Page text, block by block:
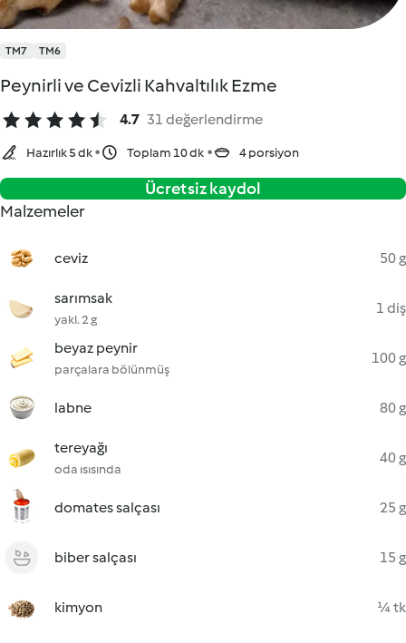
TM7 TM6
Peynirli ve Cevizli Kahvaltılık Ezme
4.7 31 değerlendirme
Hazırlık 5 dk Toplam 10 dk 4 porsiyon
Ücretsiz kaydol
Malzemeler
ceviz 50 g
sarımsak
yakl. 2 g
1 diş
beyaz peynir
parçalara bölünmüş
100 g
labne 80 g
tereyağı
oda ısısında
40 g
domates salçası 25 g
biber salçası 15 g
kimyon ¼ tk